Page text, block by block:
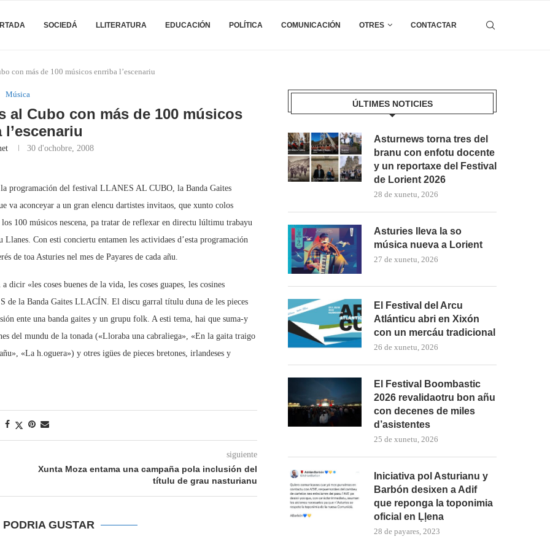
SOCIEDÁ LLITERATURA EDUCACIÓN POLÍTICA COMUNICACIÓN OTRES CONTACTAR
con más de 100 músicos enrriba l’escenariu
Música
al Cubo con más de 100 músicos
30 d'ochobre, 2008
la programación del festival LLANES AL CUBO, la Banda Gaites
va aconceyar a un gran elencu dartistes invitaos, que xunto colos
100 músicos nescena, pa tratar de reflexar en directu lúltimu trabayu
Con esti conciertu entamen les actividaes d’esta programación
de toa Asturies nel mes de Payares de cada añu.
«les coses buenes de la vida, les coses guapes, les cosines
de la Banda Gaites LLACÍN. El discu garral títulu duna de les pieces
ente una banda gaites y un grupu folk. A esti tema, hai que suma-y
del mundu de la tonada («Lloraba una cabraliega», «En la gaita traigo
«La h.oguera») y otres igües de pieces bretones, irlandeses y
siguiente
Xunta Moza entama una campaña pola inclusión del
títulu de grau nasturianu
GUSTAR
ÚLTIMES NOTICIES
Asturnews torna tres del
branu con enfotu docente
y un reportaxe del Festival
de Lorient 2026
28 de xunetu, 2026
Asturies lleva la so
música nueva a Lorient
27 de xunetu, 2026
El Festival del Arcu
Atlánticu abri en Xixón
con un mercáu tradicional
26 de xunetu, 2026
El Festival Boombastic
2026 revalidaotru bon añu
con decenes de miles
d’asistentes
25 de xunetu, 2026
Iniciativa pol Asturianu y
Barbón desixen a Adif
que reponga la toponimia
oficial en Ḷḷena
28 de payares, 2023